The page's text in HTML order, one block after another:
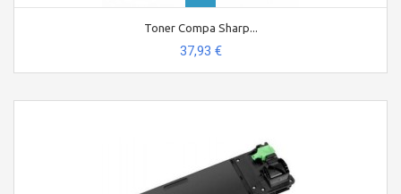
Toner Compa Sharp...
37,93 €